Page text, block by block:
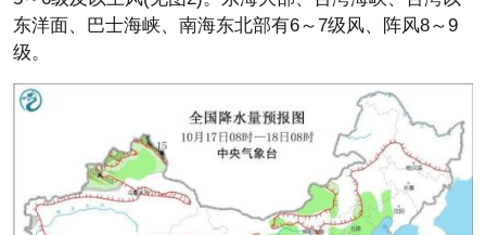
东洋面、巴士海峡、南海东北部有6～7级风、阵风8～9
级。